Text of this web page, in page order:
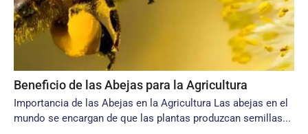
Beneficio de las Abejas para la Agricultura
Importancia de las Abejas en la Agricultura Las abejas en el
mundo se encargan de que las plantas produzcan semillas...